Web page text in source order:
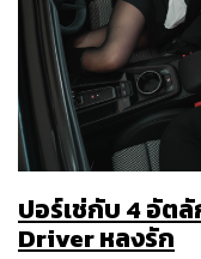
ปอร์เช่กับ 4 อัต
Driver หลงรัก